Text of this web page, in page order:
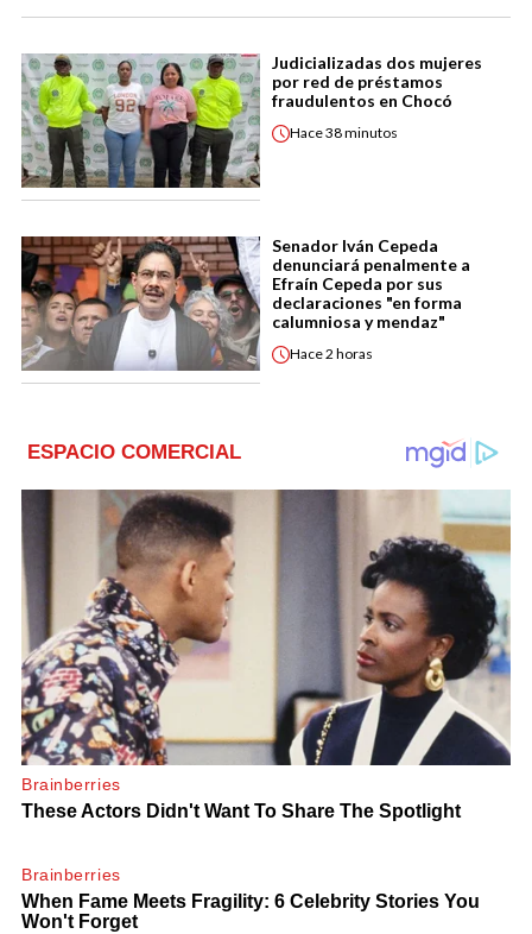
Judicializadas dos mujeres
por red de préstamos
fraudulentos en Chocó
Hace38 minutos
Senador Iván Cepeda
denunciará penalmente a
Efraín Cepeda por sus
declaraciones "en forma
calumniosa y mendaz"
Hace2 horas